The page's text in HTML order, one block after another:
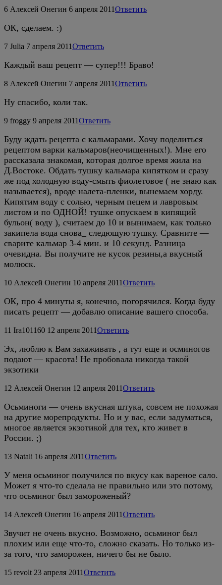
6 Алексей Онегин 6 апреля 2011Ответить
ОК, сделаем. :)
7 Julia 7 апреля 2011Ответить
Каждый ваш рецепт — супер!!! Браво!
8 Алексей Онегин 7 апреля 2011Ответить
Ну спасибо, коли так.
9 froggy 9 апреля 2011Ответить
Буду ждать рецепта с кальмарами. Хочу поделиться
рецептом варки кальмаров(неочищенных!). Мне его
рассказала знакомая, которая долгое время жила на
Д.Востоке. Обдать тушку кальмара кипятком и сразу
же под холодную воду-смыть фиолетовое ( не знаю как
называется), вроде налета-пленки, вынемаем хорду.
Кипятим воду с солью, черным пецем и лавровым
листом и по ОДНОЙ! тушке опускаем в кипящий
бульон( воду ), считаем до 10 и вынимаем, как только
закипела вода снова_ следющую тушку. Сравните —
сварите кальмар 3-4 мин. и 10 секунд. Разница
очевидна. Вы получите не кусок резины,а вкусный
молюск.
10 Алексей Онегин 10 апреля 2011Ответить
ОК, про 4 минуты я, конечно, погорячился. Когда буду
писать рецепт — добавлю описание вашего способа.
11 Ira101160 12 апреля 2011Ответить
Эх, люблю к Вам захаживать , а тут еще и осминогов
подают — красота! Не пробовала никогда такой
экзотики
12 Алексей Онегин 12 апреля 2011Ответить
Осьминоги — очень вкусная штука, совсем не похожая
на другие морепродукты. Но и у вас, если задуматься,
многое является экзотикой для тех, кто живет в
России. ;)
13 Natali 16 апреля 2011Ответить
У меня осьминог получился по вкусу как вареное сало.
Может я что-то сделала не правильно или это потому,
что осьминог был замороженый?
14 Алексей Онегин 16 апреля 2011Ответить
Звучит не очень вкусно. Возможно, осьминог был
плохим или еще что-то, сложно сказать. Но только из-
за того, что заморожен, ничего бы не было.
15 revolt 23 апреля 2011Ответить